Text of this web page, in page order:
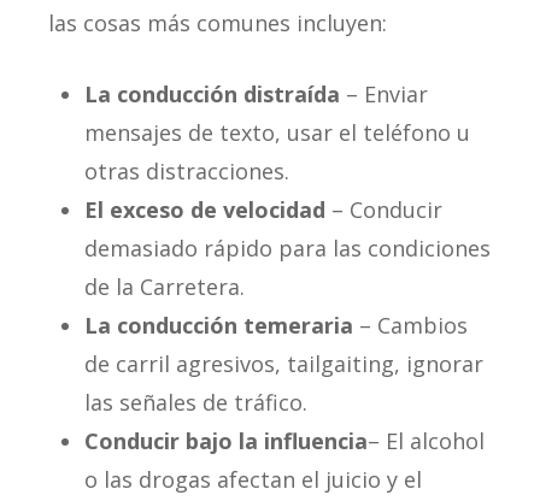
las cosas más comunes incluyen:
La conducción distraída – Enviar
mensajes de texto, usar el teléfono u
otras distracciones.
El exceso de velocidad – Conducir
demasiado rápido para las condiciones
de la Carretera.
La conducción temeraria – Cambios
de carril agresivos, tailgaiting, ignorar
las señales de tráfico.
Conducir bajo la influencia– El alcohol
o las drogas afectan el juicio y el